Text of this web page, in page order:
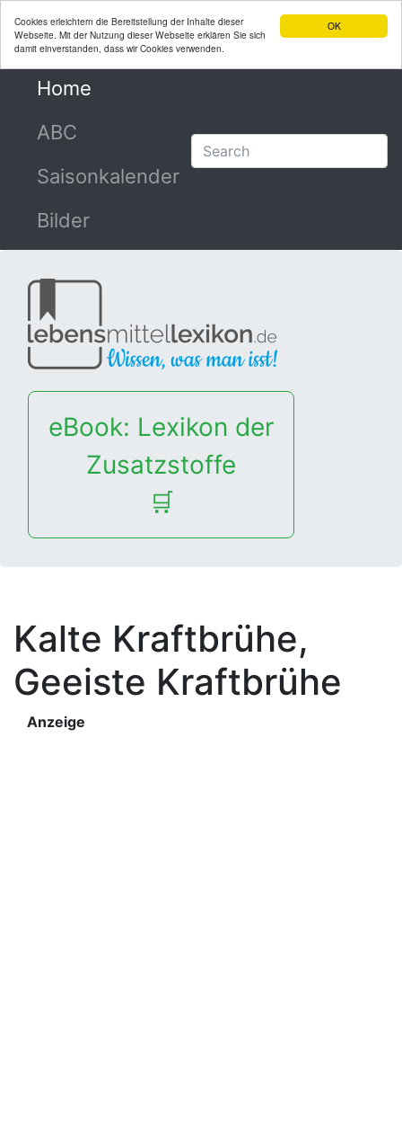
OK
Cookies erleichtern die Bereitstellung der Inhalte dieser
Webseite. Mit der Nutzung dieser Webseite erklären Sie sich
damit einverstanden, dass wir Cookies verwenden.
Home
ABC
Saisonkalender
Bilder
eBook: Lexikon der
Zusatzstoffe
🛒
Kalte Kraftbrühe,
Geeiste Kraftbrühe
Anzeige